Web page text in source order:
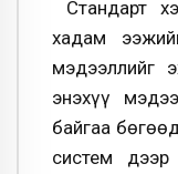
Стандарт
хадам
мэдээллийг
энэхүү
байгаа
систем дээр